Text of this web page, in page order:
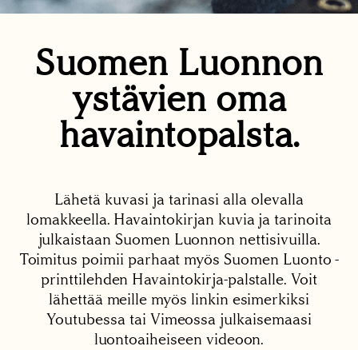
Suomen Luonnon
ystävien oma
havaintopalsta.
Lähetä kuvasi ja tarinasi alla olevalla
lomakkeella. Havaintokirjan kuvia ja tarinoita
julkaistaan Suomen Luonnon nettisivuilla.
Toimitus poimii parhaat myös Suomen Luonto -
printtilehden Havaintokirja-palstalle. Voit
lähettää meille myös linkin esimerkiksi
Youtubessa tai Vimeossa julkaisemaasi
luontoaiheiseen videoon.